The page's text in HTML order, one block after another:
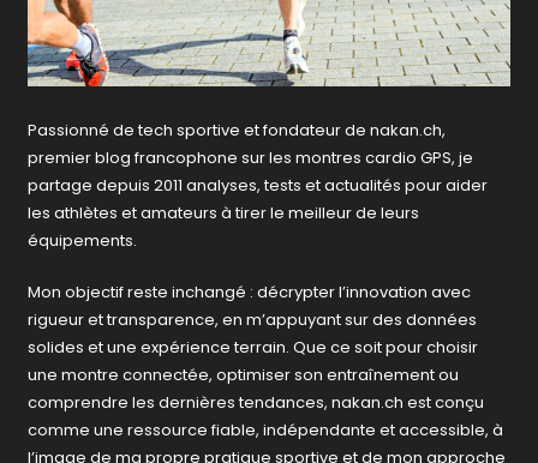
Passionné de tech sportive et fondateur de nakan.ch,
premier blog francophone sur les montres cardio GPS, je
partage depuis 2011 analyses, tests et actualités pour aider
les athlètes et amateurs à tirer le meilleur de leurs
équipements.
Mon objectif reste inchangé : décrypter l’innovation avec
rigueur et transparence, en m’appuyant sur des données
solides et une expérience terrain. Que ce soit pour choisir
une montre connectée, optimiser son entraînement ou
comprendre les dernières tendances, nakan.ch est conçu
comme une ressource fiable, indépendante et accessible, à
l’image de ma propre pratique sportive et de mon approche